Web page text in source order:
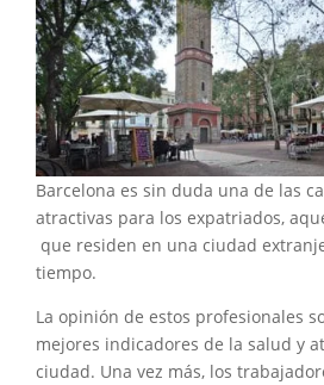
Barcelona es sin duda una de las
atractivas para los expatriados,
que residen en una ciudad
tiempo.
La opinión de estos profesionales
mejores indicadores de la salud y
ciudad. Una vez más, los